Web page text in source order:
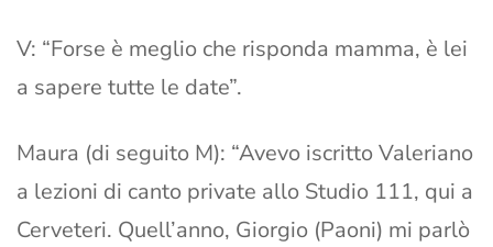
V: “Forse è meglio che risponda mamma, è lei
a sapere tutte le date”.
Maura (di seguito M): “Avevo iscritto Valeriano
a lezioni di canto private allo Studio 111, qui a
Cerveteri. Quell’anno, Giorgio (Paoni) mi parlò